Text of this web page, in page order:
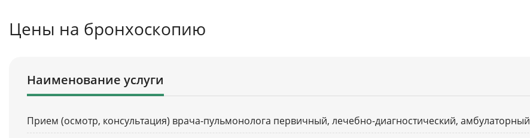
Цены на бронхоскопию
Наименование услуги
Прием (осмотр, консультация) врача-пульмонолога первичный, лечебно-диагностический, амбулаторный